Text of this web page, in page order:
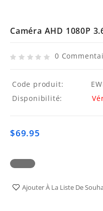
Caméra AHD 1080P
0
Code produit:
Disponibilité:
$69.95
Ajouter À La Liste De